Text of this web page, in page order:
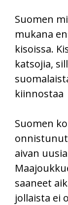
Suomen
mukana
kisoissa.
katsojia,
kiinnostaa
Suomen
aivan
saaneet
jollaista ei